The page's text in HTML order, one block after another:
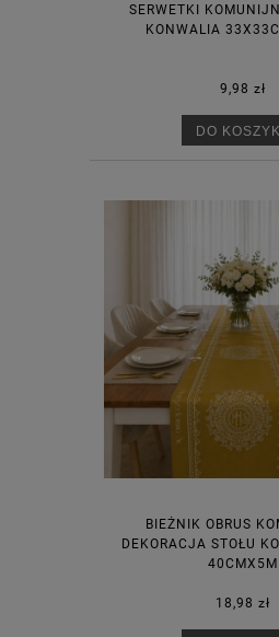
SERWETKI
KONWALIA
9,98 zł
DO
BIEŻNIK OBRUS
DEKORACJA STOŁU
40CMX5M
18,98 zł